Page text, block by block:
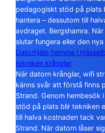
pedagogiskt stöd på plats
hantera – dessutom till
avdraget. Bergshamra.
slutar fungera eller den
Datorhjälp hemma i
tekniken krånglar
När datorn krånglar, wifi
känns svår att förstå finns
Strand. Genom
stöd på plats blir tekniken
till halva kostnaden tack
Strand. När datorn låser